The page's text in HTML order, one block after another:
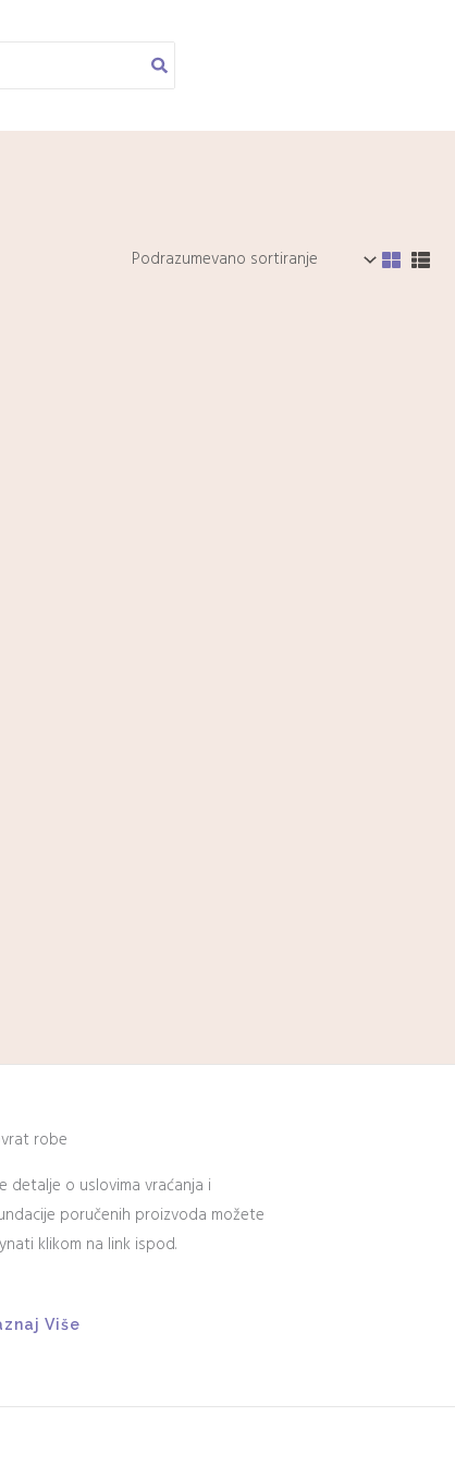
robe
detalje o uslovima vraćanja i
poručenih proizvoda možete
klikom na link ispod.
Više